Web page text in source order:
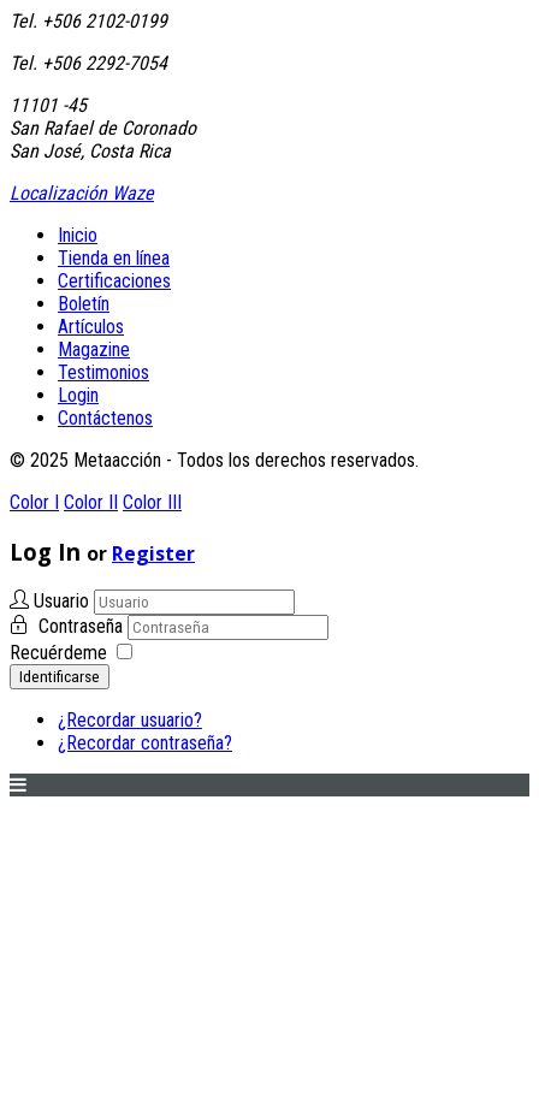
Tel. +506 2102-0199
Tel. +506 2292-7054
11101 -45
San Rafael de Coronado
San José, Costa Rica
Localización Waze
Inicio
Tienda en línea
Certificaciones
Boletín
Artículos
Magazine
Testimonios
Login
Contáctenos
© 2025 Metaacción - Todos los derechos reservados.
Color I
Color II Color III
Log In or Register
Usuario
Contraseña
Recuérdeme
Identificarse
¿Recordar usuario?
¿Recordar contraseña?